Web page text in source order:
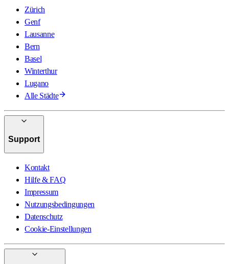
Zürich
Genf
Lausanne
Bern
Basel
Winterthur
Lugano
Alle Städte
Support
Kontakt
Hilfe & FAQ
Impressum
Nutzungsbedingungen
Datenschutz
Cookie-Einstellungen